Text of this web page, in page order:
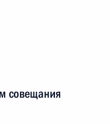
совещания